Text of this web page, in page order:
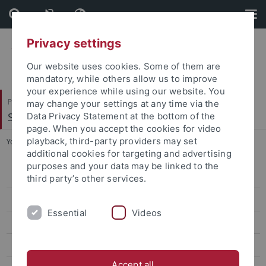
Skip
to
content
Skip
to
footer
Philosophische Fakultät
Seminar für Sprachwissenschaft
You are here: Startseite ... Theoretische Computerlinguistik
Oberseminar
Projekte
Privacy settings
Our website uses cookies. Some of them are
mandatory, while others allow us to improve
your experience while using our website. You
may change your settings at any time via the
Data Privacy Statement at the bottom of the
page. When you accept the cookies for video
playback, third-party providers may set
additional cookies for targeting and advertising
purposes and your data may be linked to the
third party’s other services.
Essential Videos